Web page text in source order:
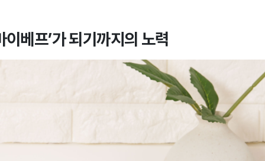
이베프’가 되기까지의 노력